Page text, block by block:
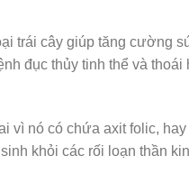
trái cây giúp tăng cường
đục thủy tinh thể và thoái
vì nó có chứa axit folic,
khỏi các rối loạn thần